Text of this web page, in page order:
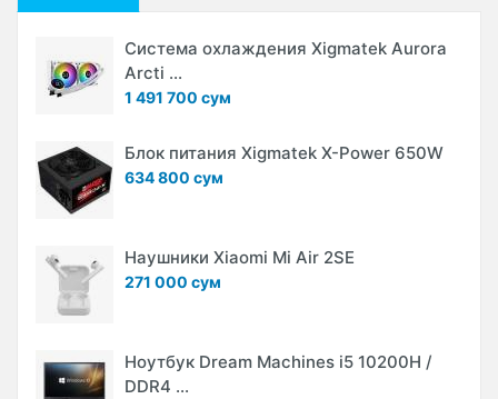
Система охлаждения Xigmatek Aurora
Arcti ...
1 491 700 сум
Блок питания Xigmatek X-Power 650W
634 800 сум
Наушники Xiaomi Mi Air 2SE
271 000 сум
Ноутбук Dream Machines i5 10200H /
DDR4 ...